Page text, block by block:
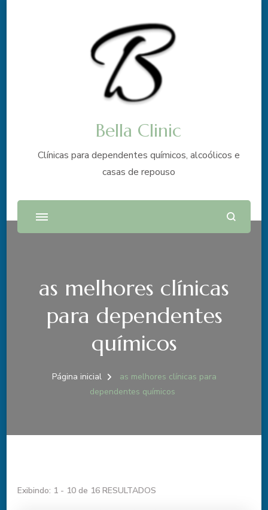
Bella Clinic
Clínicas para dependentes químicos, alcoólicos e
casas de repouso
as melhores clínicas
para dependentes
químicos
Página inicial
as melhores clínicas para
dependentes químicos
Exibindo: 1 - 10 de 16 RESULTADOS